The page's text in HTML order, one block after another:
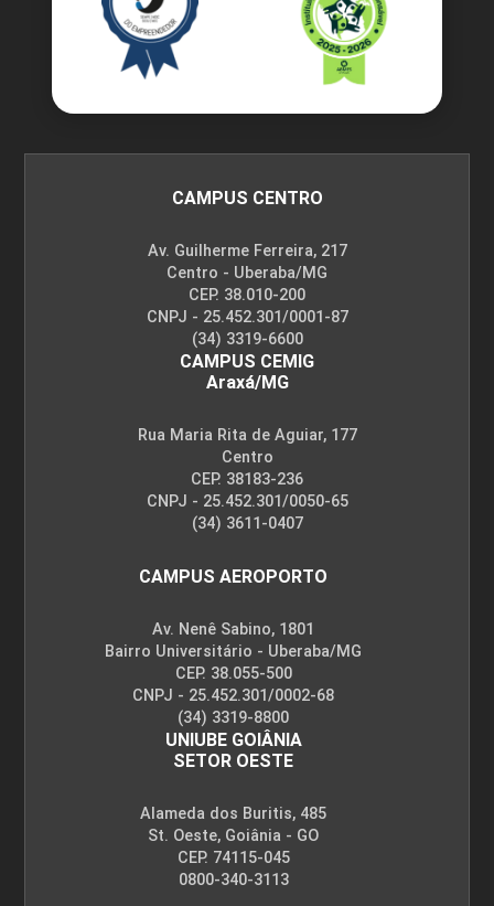
AGRONEGÓCIO
45
GESTÃO DE RECURSOS NATURAIS E
ENERGIAS RENOVÁVEIS
GESTÃO LOGÍSTICA E TECNOLÓGICA NA
CADEIA AGROINDUSTRIAL
CAMPUS CENTRO
Av. Guilherme Ferreira, 217
Centro - Uberaba/MG
CEP. 38.010-200
CNPJ - 25.452.301/0001-87
(34) 3319-6600
CAMPUS CEMIG
Araxá/MG
Rua Maria Rita de Aguiar, 177
Centro
CEP. 38183-236
CNPJ - 25.452.301/0050-65
(34) 3611-0407
CAMPUS AEROPORTO
Av. Nenê Sabino, 1801
Bairro Universitário - Uberaba/MG
CEP. 38.055-500
CNPJ - 25.452.301/0002-68
(34) 3319-8800
UNIUBE GOIÂNIA
SETOR OESTE
Alameda dos Buritis, 485
St. Oeste, Goiânia - GO
CEP. 74115-045
0800-340-3113